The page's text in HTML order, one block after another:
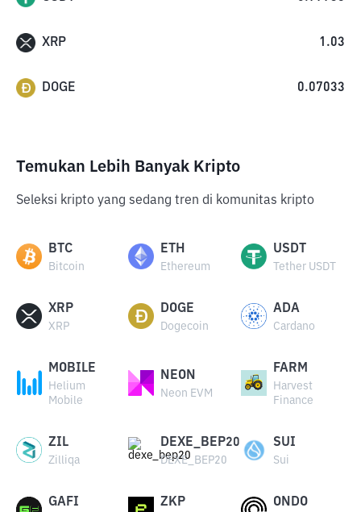
XRP 1.03
DOGE 0.07033
Temukan Lebih Banyak Kripto
Seleksi kripto yang sedang tren di komunitas kripto
BTC
Bitcoin
ETH
Ethereum
USDT
Tether USDT
XRP
XRP
DOGE
Dogecoin
ADA
Cardano
MOBILE
Helium
Mobile
NEON
Neon EVM
FARM
Harvest
Finance
ZIL
Zilliqa
DEXE_BEP20
DEXE_BEP20
SUI
Sui
GAFI ZKP ONDO